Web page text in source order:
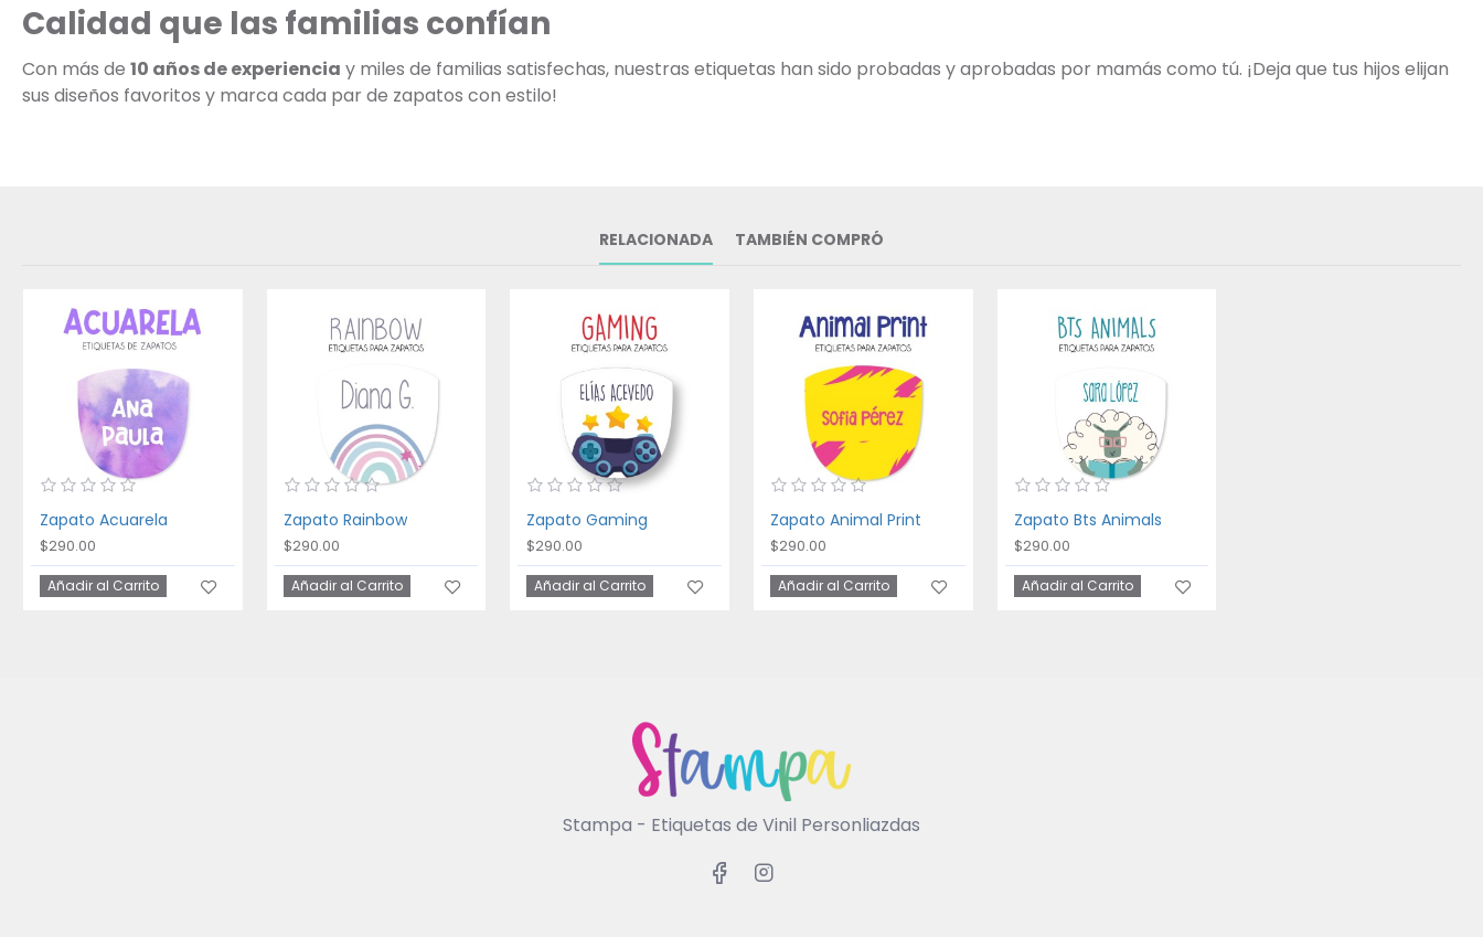
Calidad que las familias confían
Con más de 10 años de experiencia y miles de familias satisfechas, nuestras etiquetas han sido probadas y aprobadas por mamás como tú. ¡Deja que tus hijos elijan
sus diseños favoritos y marca cada par de zapatos con estilo!
RELACIONADA TAMBIÉN COMPRÓ
Zapato Acuarela
$290.00
Añadir al Carrito
Zapato Rainbow
$290.00
Añadir al Carrito
Zapato Gaming
$290.00
Añadir al Carrito
Zapato Animal Print
$290.00
Añadir al Carrito
Zapato Bts Animals
$290.00
Añadir al Carrito
Stampa - Etiquetas de Vinil Personliazdas